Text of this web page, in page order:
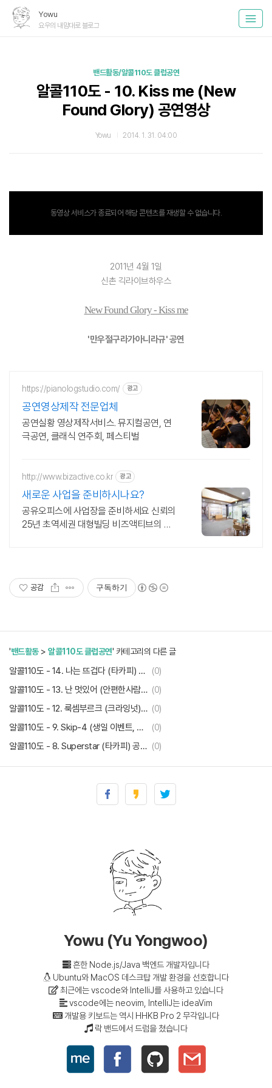
Yowu
요우의 내맘대로 블로그
밴드활동/알콜110도 클럽공연
알콜110도 - 10. Kiss me (New
Found Glory) 공연영상
Yowu 2014. 1. 31. 04:00
동영상 서비스가 종료되어 해당 콘텐츠를 재생할 수 없습니다.
2011년 4월 1일
신촌 긱라이브하우스
New Found Glory - Kiss me
'만우절구라가아니라규' 공연
https://pianologstudio.com/ 광고
공연영상제작 전문업체
공연실황 영상제작서비스. 뮤지컬공연, 연
극공연, 클래식 연주회, 페스티벌
http://www.bizactive.co.kr 광고
새로운 사업을 준비하시나요?
공유오피스에 사업장을 준비하세요 신뢰의
25년 초역세권 대형빌딩 비즈액티브의 진
공감 구독하기
'밴드활동> 알콜110도 클럽공연' 카테고리의 다른 글
알콜110도 - 14. 나는 뜨겁다 (타카피) 공연영상
(0)
알콜110도 - 13. 난 멋있어 (안편한사람들 YB) 공연영상 (0)
알콜110도 - 12. 룩셈부르크 (크라잉넛) 공연영상 (0)
알콜110도 - 9. Skip-4 (생일 이벤트, 추첨)
(0)
알콜110도 - 8. Superstar (타카피) 공연영상 (0)
알콜110도 - 7. 뭐야 이건 (지니) 공연영상 (0)
(0)
Yowu (Yu Yongwoo)
흔한 Node.js/Java 백엔드 개발자입니다
Ubuntu와 MacOS 데스크탑 개발 환경을 선호합니다
최근에는 vscode와 IntelliJ를 사용하고 있습니다
vscode에는 neovim, IntelliJ는 ideaVim
개발용 키보드는 역시 HHKB Pro 2 무각입니다
락 밴드에서 드럼을 쳤습니다